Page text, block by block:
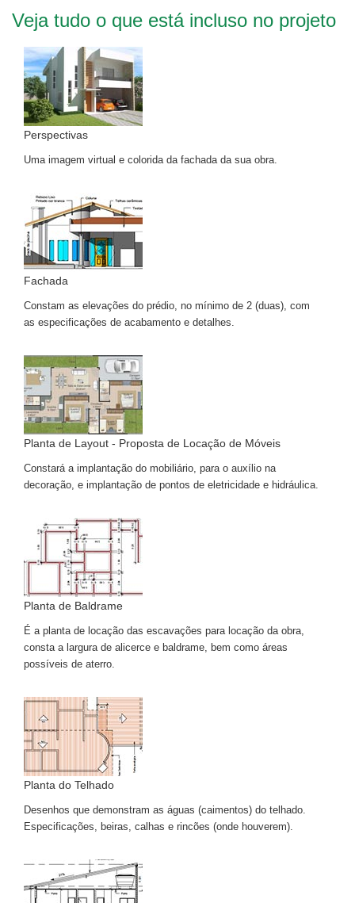
Veja tudo o que está incluso no projeto
Perspectivas
Uma imagem virtual e colorida da fachada da sua obra.
Fachada
Constam as elevações do prédio, no mínimo de 2 (duas), com
as especificações de acabamento e detalhes.
Planta de Layout - Proposta de Locação de Móveis
Constará a implantação do mobiliário, para o auxílio na
decoração, e implantação de pontos de eletricidade e hidráulica.
Planta de Baldrame
É a planta de locação das escavações para locação da obra,
consta a largura de alicerce e baldrame, bem como áreas
possíveis de aterro.
Planta do Telhado
Desenhos que demonstram as águas (caimentos) do telhado.
Especificações, beiras, calhas e rincões (onde houverem).